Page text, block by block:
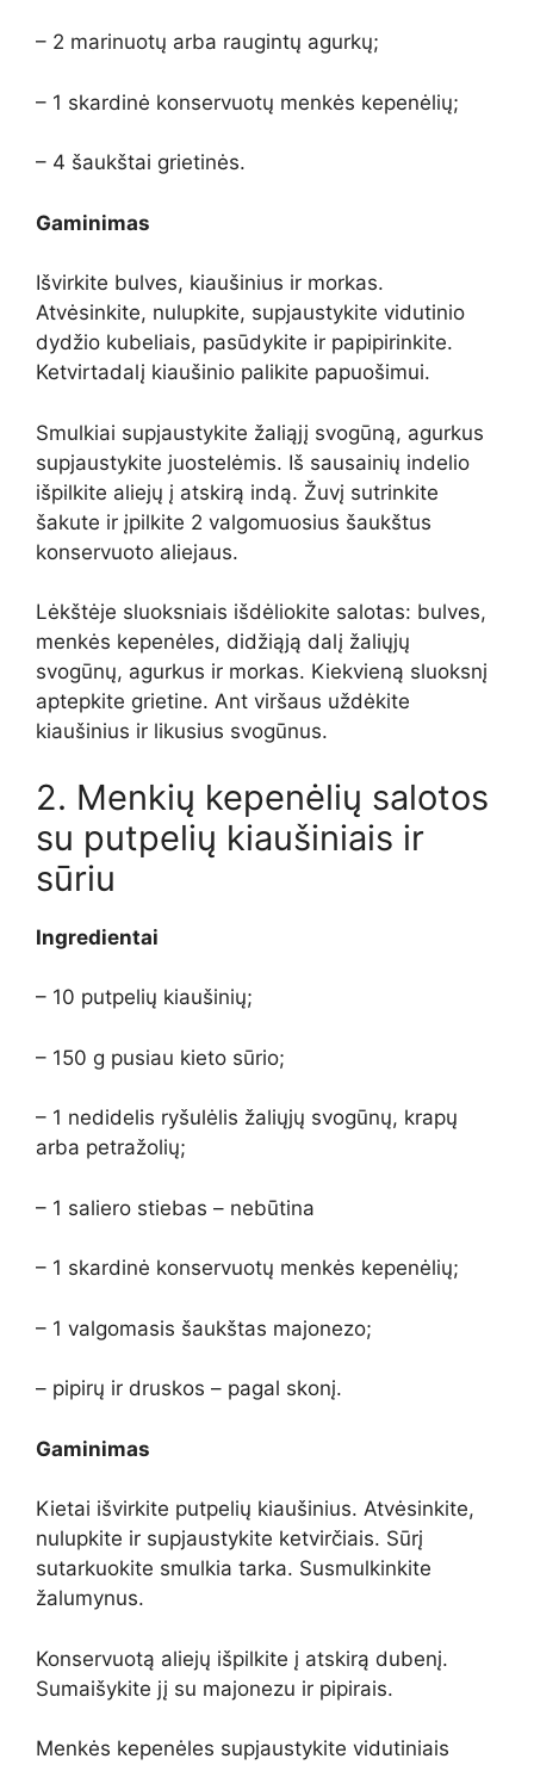
– 2 marinuotų arba raugintų agurkų;
– 1 skardinė konservuotų menkės kepenėlių;
– 4 šaukštai grietinės.
Gaminimas
Išvirkite bulves, kiaušinius ir morkas.
Atvėsinkite, nulupkite, supjaustykite vidutinio
dydžio kubeliais, pasūdykite ir papipirinkite.
Ketvirtadalį kiaušinio palikite papuošimui.
Smulkiai supjaustykite žaliąjį svogūną, agurkus
supjaustykite juostelėmis. Iš sausainių indelio
išpilkite aliejų į atskirą indą. Žuvį sutrinkite
šakute ir įpilkite 2 valgomuosius šaukštus
konservuoto aliejaus.
Lėkštėje sluoksniais išdėliokite salotas: bulves,
menkės kepenėles, didžiąją dalį žaliųjų
svogūnų, agurkus ir morkas. Kiekvieną sluoksnį
aptepkite grietine. Ant viršaus uždėkite
kiaušinius ir likusius svogūnus.
2. Menkių kepenėlių salotos
su putpelių kiaušiniais ir
sūriu
Ingredientai
– 10 putpelių kiaušinių;
– 150 g pusiau kieto sūrio;
– 1 nedidelis ryšulėlis žaliųjų svogūnų, krapų
arba petražolių;
– 1 saliero stiebas – nebūtina
– 1 skardinė konservuotų menkės kepenėlių;
– 1 valgomasis šaukštas majonezo;
– pipirų ir druskos – pagal skonį.
Gaminimas
Kietai išvirkite putpelių kiaušinius. Atvėsinkite,
nulupkite ir supjaustykite ketvirčiais. Sūrį
sutarkuokite smulkia tarka. Susmulkinkite
žalumynus.
Konservuotą aliejų išpilkite į atskirą dubenį.
Sumaišykite jį su majonezu ir pipirais.
Menkės kepenėles supjaustykite vidutiniais